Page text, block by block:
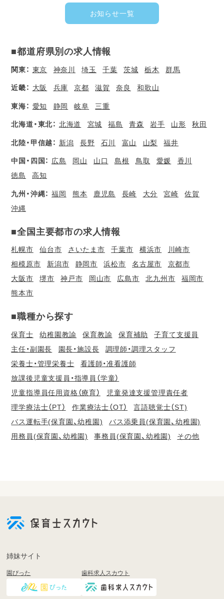
お知らせ一覧
■都道府県別の求人情報
関東： 東京 神奈川 埼玉 千葉 茨城 栃木 群馬
近畿： 大阪 兵庫 京都 滋賀 奈良 和歌山
東海： 愛知 静岡 岐阜 三重
北海道・東北： 北海道 宮城 福島 青森 岩手 山形 秋田
北陸・甲信越： 新潟 長野 石川 富山 山梨 福井
中国・四国： 広島 岡山 山口 島根 鳥取 愛媛
香川
徳島
高知
九州・沖縄： 福岡 熊本 鹿児島 長崎 大分 宮崎
佐賀
沖縄
■全国主要都市の求人情報
札幌市 仙台市 さいたま市 千葉市 横浜市
川崎市
相模原市
新潟市 静岡市 浜松市 名古屋市
京都市
大阪市
堺市 神戸市 岡山市 広島市 北九州市
福岡市
熊本市
■職種から探す
保育士 幼稚園教諭 保育教諭 保育補助
子育て支援員
主任・副園長
園長・施設長
調理師・調理スタッフ
栄養士・管理栄養士
看護師・准看護師
放課後児童支援員・指導員（学童）
児童指導員任用資格（療育）
児童発達支援管理責任者
理学療法士（PT）
作業療法士（OT）
言語聴覚士（ST)
バス運転手(保育園、幼稚園)
バス添乗員(保育園、幼稚園)
用務員(保育園、幼稚園)
事務員(保育園、幼稚園) その他
登
く
姉妹サイト
園ぴった 歯科求人スカウト